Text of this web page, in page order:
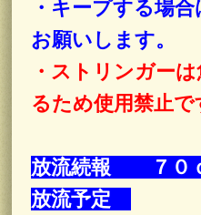
・キープする場
お願いします。
・ストリンガー
るため使用禁止で
放流続報 ７０
放流予定